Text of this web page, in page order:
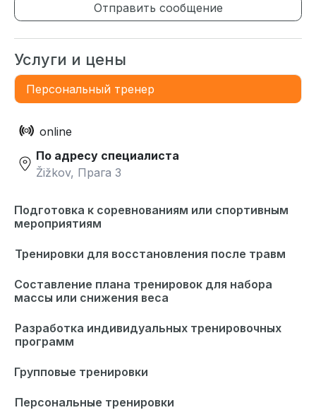
Отправить сообщение
Услуги и цены
Персональный тренер
online
По адресу специалиста
Žižkov, Прага 3
Подготовка к соревнованиям или спортивным
мероприятиям
Тренировки для восстановления после травм
Составление плана тренировок для набора
массы или снижения веса
Разработка индивидуальных тренировочных
программ
Групповые тренировки
Персональные тренировки